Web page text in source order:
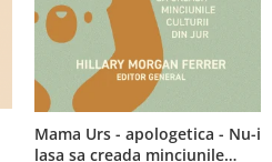
Mama Urs - apologetica - Nu-i
lasa sa creada minciunile